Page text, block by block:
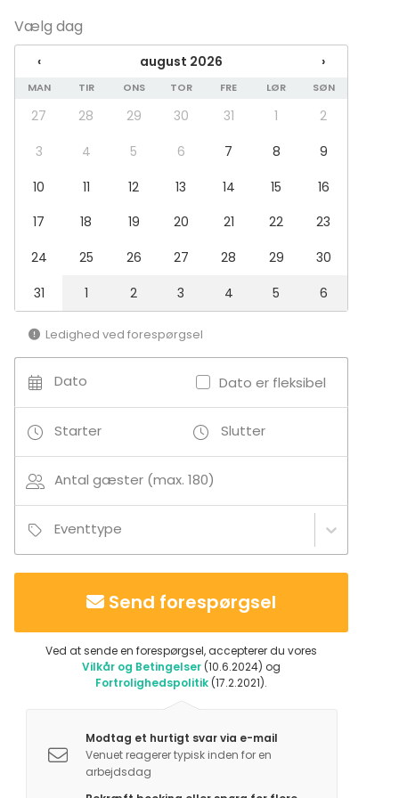
Eventtyper
Fest
Frokost / Middag
Møde
Messe / Udstilling
Firmaarrangement
Barnedåb / Konfirmation
Lokaletype
Festsal
Restaurant
Private dining room
Yderligere information angående aktiviteter
I forbindelse med en middag på Restaurant
Glassalen kan eksempelvis bookes 5-kamp i Tivoli
forinden. I pakkerne er inklusiv entré billetter til Tivoli
uden grænse for hvornår du benytter parken før
middagen.
Vælg dag
‹ august 2026 ›
MAN TIR ONS TOR FRE LØR SØN
27 28 29 30 31 1
2
3
4 5 6 7 8
9
10
11 12 13 14 15
16
17
18 19 20 21 22
23
24
25 26 27 28 29
30
31
1 2 3 4 5 6
Ledighed ved forespørgsel
Dato Dato er fleksibel
Starter Slutter
Antal gæster (max. 180)
Eventtype
Send forespørgsel
Ved at sende en forespørgsel, accepterer du vores
Vilkår og Betingelser (10.6.2024) og
Fortrolighedspolitik (17.2.2021).
Modtag et hurtigt svar via e-mail
Venuet reagerer typisk inden for en
arbejdsdag